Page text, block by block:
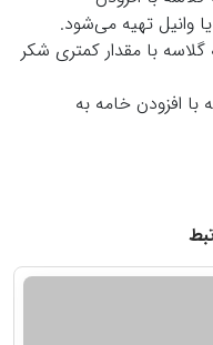
وانیل تهیه می‌شود.
گلاسه با مقدار کمتری شکر
با افزودن خامه به